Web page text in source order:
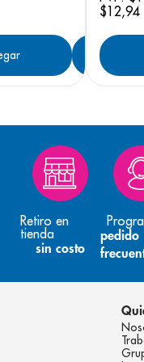
$12,94
Retiro en
tienda
sin costo
pedido